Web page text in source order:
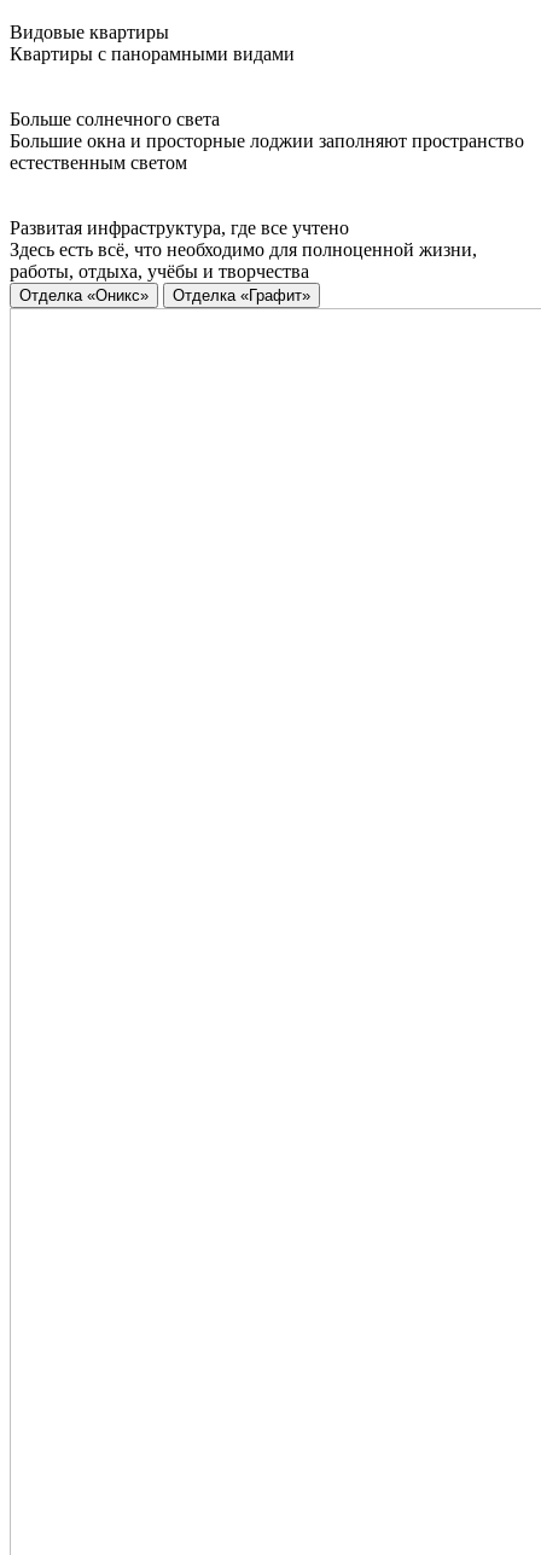
Видовые квартиры
Квартиры с панорамными видами
Больше солнечного света
Большие окна и просторные лоджии заполняют пространство
естественным светом
Развитая инфраструктура, где все учтено
Здесь есть всё, что необходимо для полноценной жизни,
работы, отдыха, учёбы и творчества
Отделка «Оникс» Отделка «Графит»